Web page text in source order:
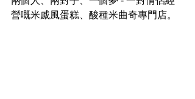
營嘅米戚風蛋糕、酸種米曲奇專門店。